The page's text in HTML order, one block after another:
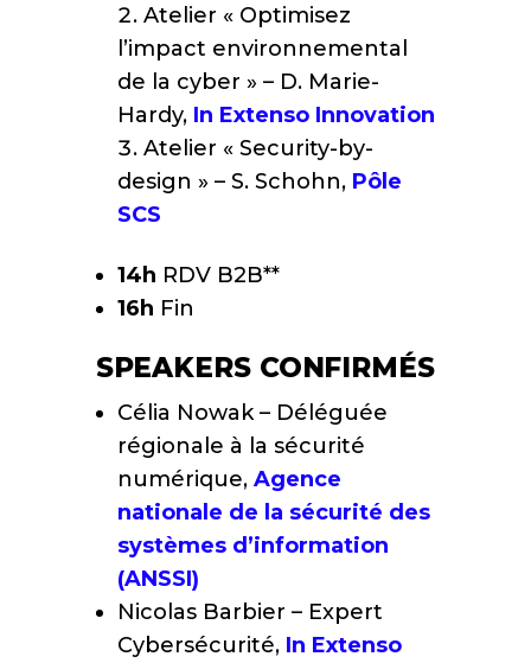
Atelier « Optimisez
l’impact environnemental
de la cyber » – D. Marie-
Hardy, In Extenso Innovation
Atelier « Security-by-
design » – S. Schohn, Pôle
SCS
14h RDV B2B**
16h Fin
SPEAKERS CONFIRMÉS
Célia Nowak – Déléguée
régionale à la sécurité
numérique, Agence
nationale de la sécurité des
systèmes d’information
(ANSSI)
Nicolas Barbier – Expert
Cybersécurité, In Extenso